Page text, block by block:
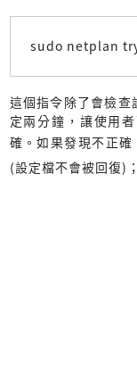
sudo netplan
這個指令除了會檢
定兩分鐘，讓使用
確。如果發現不正
(設定檔不會被回復)